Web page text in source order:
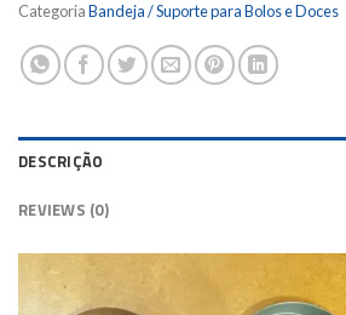
CategoriaBandeja / Suporte para Bolos e Doces
DESCRIÇÃO
REVIEWS (0)